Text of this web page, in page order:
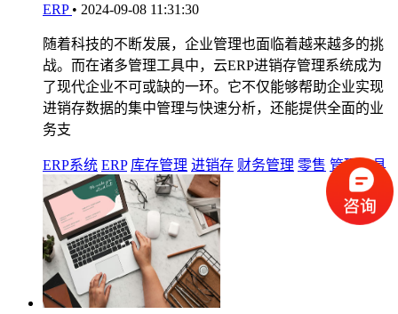
ERP • 2024-09-08 11:31:30
随着科技的不断发展，企业管理也面临着越来越多的挑
战。而在诸多管理工具中，云ERP进销存管理系统成为
了现代企业不可或缺的一环。它不仅能够帮助企业实现
进销存数据的集中管理与快速分析，还能提供全面的业
务支
ERP系统 ERP 库存管理 进销存 财务管理 零售 管理工具